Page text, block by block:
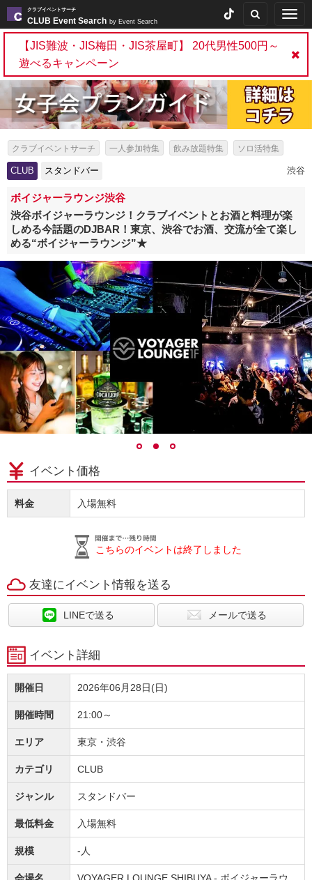
クラブイベントサーチ
CLUB Event Search by Event Search
【JIS難波・JIS梅田・JIS茶屋町】 20代男性500円～
遊べるキャンペーン
クラブイベントサーチ 一人参加特集 飲み放題特集 ソロ活特集
女性無料特集 出会いイベント特集
スタンドバー特集
CLUB スタンドバー 渋谷
ボイジャーラウンジ渋谷
渋谷ボイジャーラウンジ！クラブイベントとお酒と料理が楽
しめる今話題のDJBAR！東京、渋谷でお酒、交流が全て楽し
める“ボイジャーラウンジ”★
イベント価格
料金 入場無料
こちらのイベントは終了しました
友達にイベント情報を送る
LINEで送る メールで送る
イベント詳細
開催日 2026年06月28日(日)
開催時間 21:00～
エリア 東京・渋谷
カテゴリ CLUB
ジャンル スタンドバー
最低料金 入場無料
規模 -人